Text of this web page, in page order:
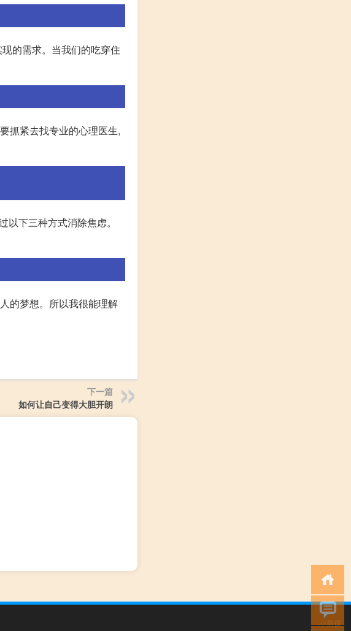
的需求。当我们的吃穿住
抓紧去找专业的心理医生,
下三种方式消除焦虑。
的梦想。所以我很能理解
下一篇
如何让自己变得大胆开朗
小男孩